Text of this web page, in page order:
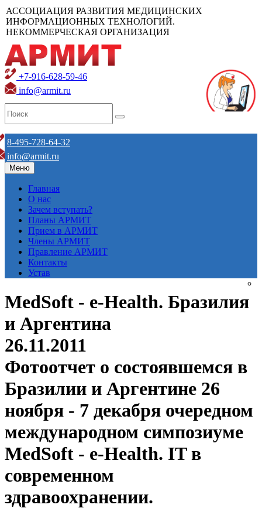
АССОЦИАЦИЯ РАЗВИТИЯ МЕДИЦИНСКИХ
ИНФОРМАЦИОННЫХ ТЕХНОЛОГИЙ.
НЕКОММЕРЧЕСКАЯ ОРГАНИЗАЦИЯ
+7-916-628-59-46
info@armit.ru
8-495-728-64-32
info@armit.ru
Меню
Главная
О нас
Зачем вступать?
Планы АРМИТ
Прием в АРМИТ
Члены АРМИТ
Правление АРМИТ
Контакты
Устав
MedSoft - e-Health. Бразилия
и Аргентина
26.11.2011
Фотоотчет о состоявшемся в
Бразилии и Аргентине 26
ноября - 7 декабря очередном
международном симпозиуме
MedSoft - e-Health. IT в
современном
здравоохранении.